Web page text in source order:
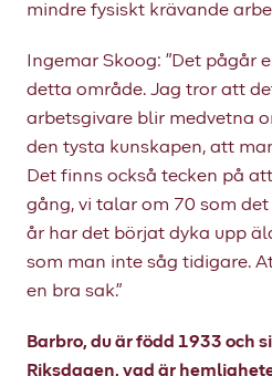
mindre fysiskt krävande
Ingemar Skoog: ”Det pågår
detta område. Jag tror att
arbetsgivare blir medvetna
den tysta kunskapen, att
Det finns också tecken på
gång, vi talar om 70 som
år har det börjat dyka upp
som man inte såg tidigare.
en bra sak.”
Barbro, du är född 1933 och
Riksdagen, vad är